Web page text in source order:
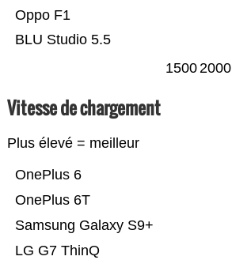
BLU Studio 5.5
Oppo F1
15002000
Vitesse de chargement
Plus élevé = meilleur
LG G7 ThinQ
Samsung Galaxy S9+
OnePlus 6T
OnePlus 6